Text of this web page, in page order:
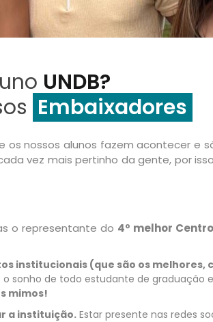
UNDB?
Embaixadores
nossos alunos fazem acontecer e
vez mais pertinho da gente, por
o representante do 4º melhor
institucionais (que são os melhores,
sonho de todo estudante de graduação
mimos!
a instituição.Estar presente nas redes